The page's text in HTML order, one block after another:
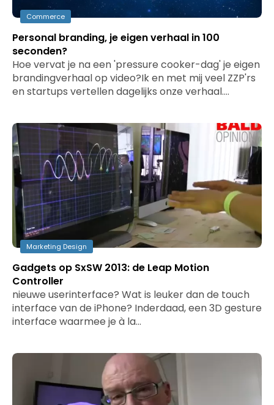
Commerce
Personal branding, je eigen verhaal in 100
seconden?
Hoe vervat je na een 'pressure cooker-dag' je eigen
brandingverhaal op video?Ik en met mij veel ZZP'rs
en startups vertellen dagelijks onze verhaal.…
Marketing Design
Gadgets op SxSW 2013: de Leap Motion
Controller
nieuwe userinterface? Wat is leuker dan de touch
interface van de iPhone? Inderdaad, een 3D gesture
interface waarmee je à la…